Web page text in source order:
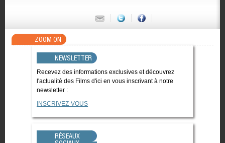
ZOOM ON
NEWSLETTER
Recevez des informations exclusives et découvrez
l'actualité des Films d'ici en vous inscrivant à notre
newsletter :
INSCRIVEZ-VOUS
RÉSEAUX